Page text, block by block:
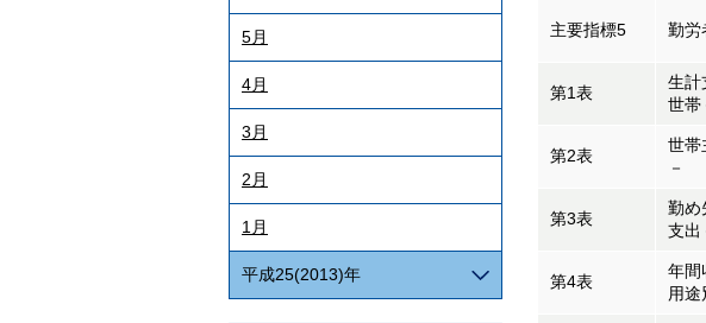
5月
4月
3月
2月
1月
平成25(2013)年
主要指標5 勤労
第1表
生計
世帯
第2表
世帯
－
第3表
勤め
支出
第4表
年間
用途